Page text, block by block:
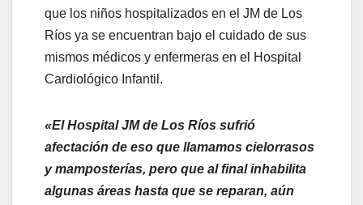
que los niños hospitalizados en el JM de Los
Ríos ya se encuentran bajo el cuidado de sus
mismos médicos y enfermeras en el Hospital
Cardiológico Infantil.
«El Hospital JM de Los Ríos sufrió
afectación de eso que llamamos cielorrasos
y mamposterías, pero que al final inhabilita
algunas áreas hasta que se reparan, aún